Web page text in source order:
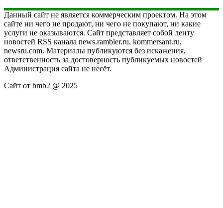
Данный сайт не является коммерческим проектом. На этом
сайте ни чего не продают, ни чего не покупают, ни какие
услуги не оказываются. Сайт представляет собой ленту
новостей RSS канала news.rambler.ru, kommersant.ru,
newsru.com. Материалы публикуются без искажения,
ответственность за достоверность публикуемых новостей
Администрация сайта не несёт.
Сайт от bmb2 @ 2025